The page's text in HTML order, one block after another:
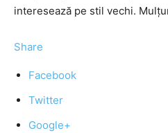
interesează pe stil vechi.
Share
Facebook
Twitter
Google+